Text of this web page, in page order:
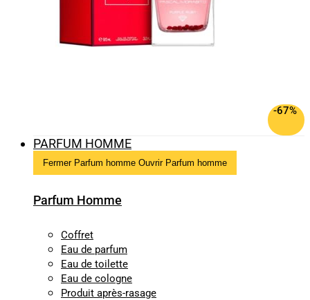
-67%
PARFUM HOMME
Fermer Parfum homme Ouvrir Parfum homme
Parfum Homme
Coffret
Eau de parfum
Eau de toilette
Eau de cologne
Produit après-rasage